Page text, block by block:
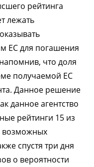
рейтинга
лежать
ЕС для погашения
что доля
получаемой ЕС
Данное решение
данное агентство
рейтинги 15 из
возможных
спустя три дня
о вероятности